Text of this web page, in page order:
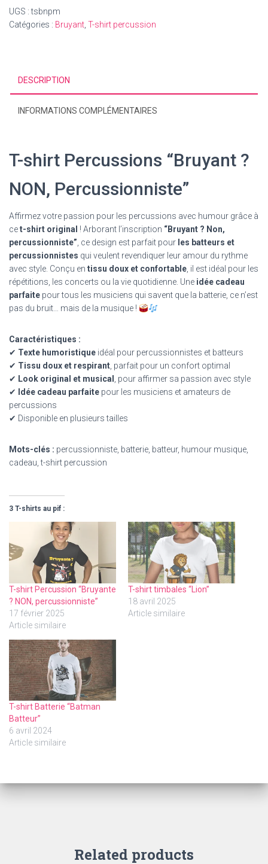
Percussions
"Bruyant
UGS :tsbnpm
Catégories : Bruyant, T-shirt percussion
DESCRIPTION
INFORMATIONS COMPLÉMENTAIRES
T-shirt Percussions “Bruyant ?
NON, Percussionniste”
Affirmez votre passion pour les percussions avec humour grâce à
cet-shirt original ! Arborant l’inscription “Bruyant ? Non,
percussionniste”, ce design est parfait pour les batteurs et
percussionnistes qui veulent revendiquer leur amour du rythme
avec style. Conçu en tissu doux et confortable, il est idéal pour les
répétitions, les concerts ou la vie quotidienne. Une idée cadeau
parfaite pour tous les musiciens qui savent que la batterie, ce n’est
pas du bruit… mais de la musique !
Caractéristiques :
✔ Texte humoristique idéal pour percussionnistes et batteurs
✔ Tissu doux et respirant, parfait pour un confort optimal
✔ Look original et musical , pour affirmer sa passion avec style
✔
Idée cadeau parfaite pour les musiciens et amateurs de
percussions
✔ Disponible en plusieurs tailles
Mots-clés : percussionniste, batterie, batteur, humour musique,
cadeau, t-shirt percussion
3 T-shirts au pif :
T-shirt Percussion “Bruyante
? NON, percussionniste”
17 février 2025
Article similaire
T-shirt timbales “Lion”
18 avril 2025
Article similaire
T-shirt Batterie “Batman
Batteur”
6 avril 2024
Article similaire
Related products